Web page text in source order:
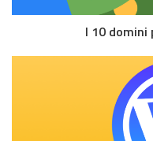
I 10 domini